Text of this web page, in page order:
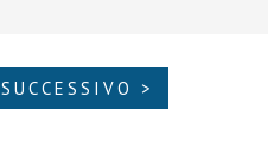
SUCCESSIVO >